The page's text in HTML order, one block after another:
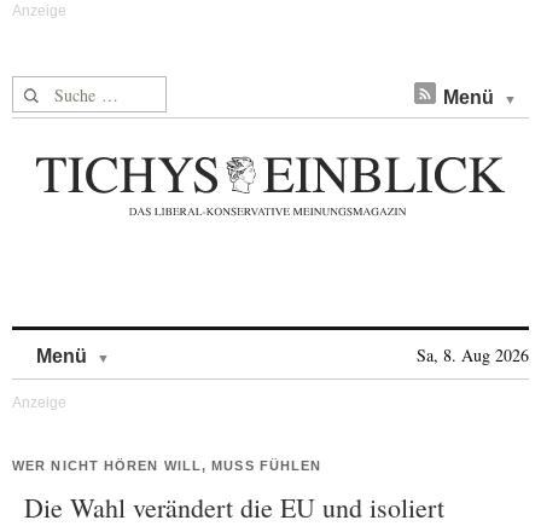
Suche nach: Menü
Menü Sa, 8. Aug 2026
WER NICHT HÖREN WILL, MUSS FÜHLEN
Die Wahl verändert die EU und isoliert